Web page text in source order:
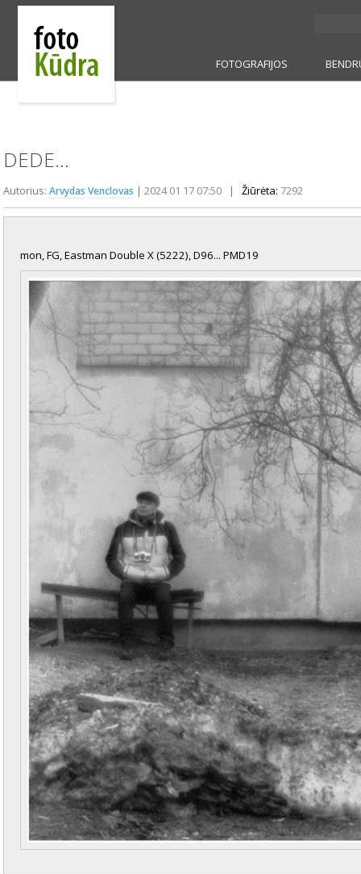
FOTOGRAFIJOS
DEDE...
Autorius: Arvydas Venclovas | 2024 01 17 07:50 | Žiūrėta: 7292
mon, FG, Eastman Double X (5222), D96... PMD19